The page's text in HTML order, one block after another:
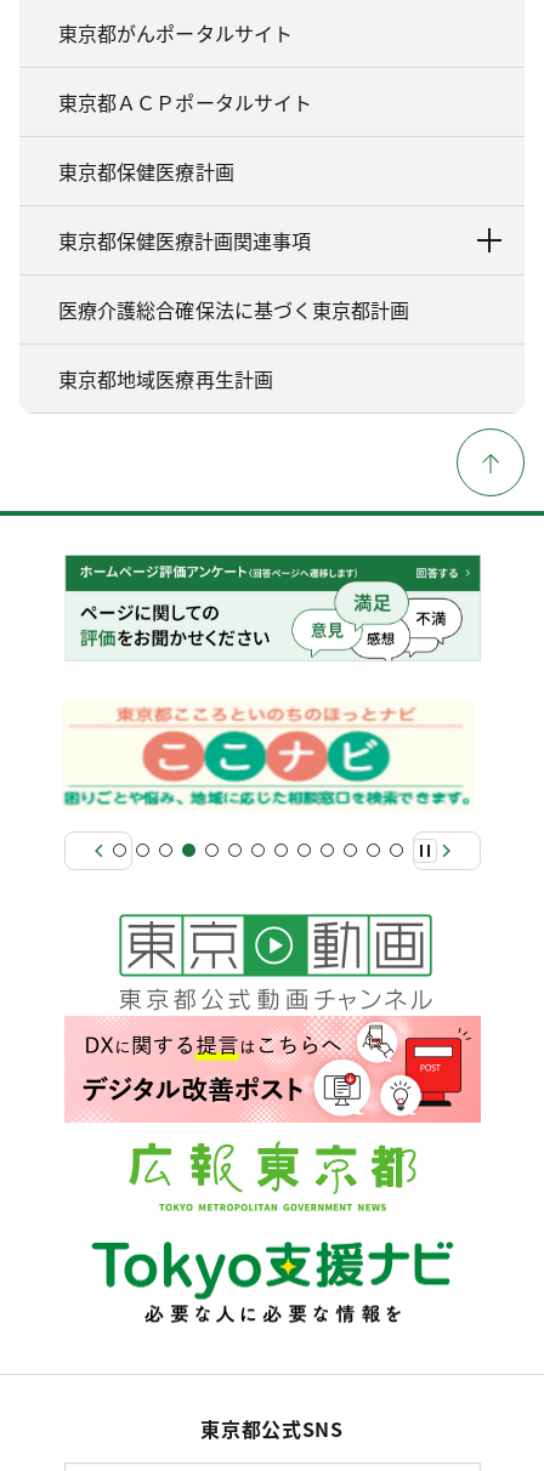
東京都がんポータルサイト
東京都ＡＣＰポータルサイト
東京都保健医療計画
東京都保健医療計画関連事項
医療介護総合確保法に基づく東京都計画
東京都地域医療再生計画
東京都公式SNS